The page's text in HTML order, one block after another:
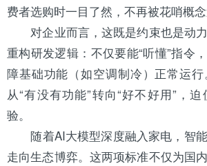
费者选购时一目了然，不再被花哨概念
对企业而言，这既是约束也是动
重构研发逻辑：不仅要能“听懂”指令
障基础功能（如空调制冷）正常运
从“有没有功能”转向“好不好用”，
验。
随着AI大模型深度融入家电，智
走向生态博弈。这两项标准不仅为国